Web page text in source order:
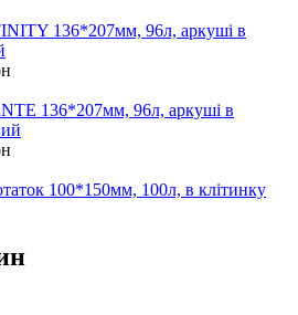
136*207мм, 96л, аркуші в
136*207мм, 96л, аркуші в
100*150мм, 100л, в клітинку